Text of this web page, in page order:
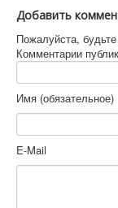
Добавить
Пожалуйста,
Комментарии
Имя (обязательное)
E-Mail